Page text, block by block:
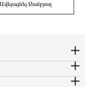
Ավելացնել Զամբյուղ